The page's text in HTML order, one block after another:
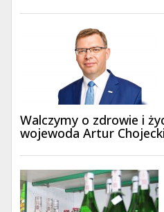
Walczymy o zdrowie i
wojewoda Artur Chojecki